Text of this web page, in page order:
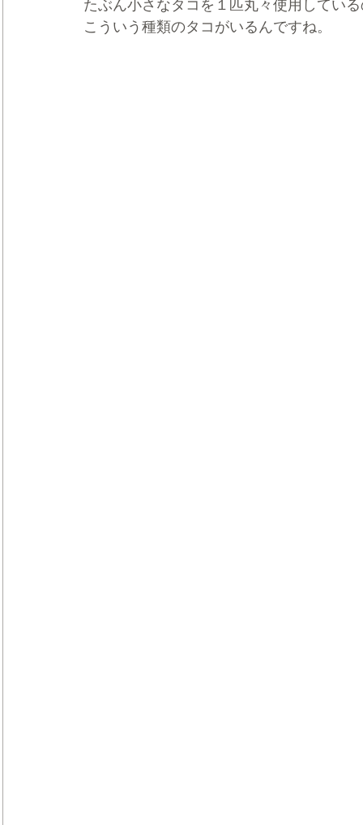
たぶん小さなタコを１匹丸々使用してい
こういう種類のタコがいるんですね。